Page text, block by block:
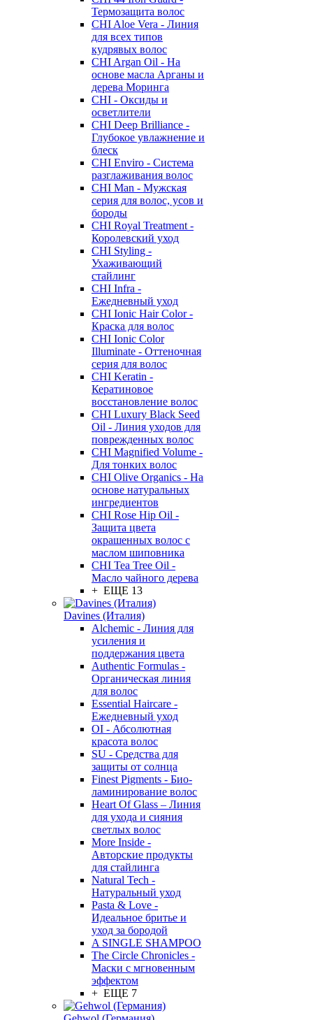
Термозащита волос
CHI Aloe Vera - Линия
для всех типов
кудрявых волос
CHI Argan Oil - На
основе масла Арганы и
дерева Моринга
CHI - Оксиды и
осветлители
CHI Deep Brilliance -
Глубокое увлажнение и
блеск
CHI Enviro - Система
разглаживания волос
CHI Man - Мужская
серия для волос, усов и
бороды
CHI Royal Treatment -
Королевский уход
CHI Styling -
Ухаживающий
стайлинг
CHI Infra -
Ежедневный уход
CHI Ionic Hair Color -
Краска для волос
CHI Ionic Color
Illuminate - Оттеночная
серия для волос
CHI Keratin -
Кератиновое
восстановление волос
CHI Luxury Black Seed
Oil - Линия уходов для
поврежденных волос
CHI Magnified Volume -
Для тонких волос
CHI Olive Organics - На
основе натуральных
ингредиентов
CHI Rose Hip Oil -
Защита цвета
окрашенных волос с
маслом шиповника
CHI Tea Tree Oil -
Масло чайного дерева
+ ЕЩЕ 13
Davines (Италия)
Alchemic - Линия для
усиления и
поддержания цвета
Authentic Formulas -
Органическая линия
для волос
Essential Haircare -
Eжедневный уход
OI - Абсолютная
красота волос
SU - Средства для
защиты от солнца
Finest Pigments - Био-
ламинирование волос
Heart Of Glass – Линия
для ухода и сияния
светлых волос
More Inside -
Авторские продукты
для стайлинга
Natural Tech -
Натуральный уход
Pasta & Love -
Идеальное бритье и
уход за бородой
A SINGLE SHAMPOO
The Circle Chronicles -
Маски с мгновенным
эффектом
+ ЕЩЕ 7